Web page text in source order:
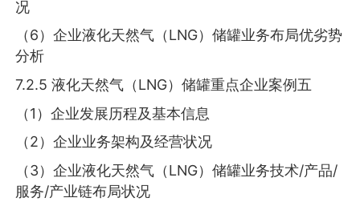
况
（6）企业液化天然气（LNG）储罐业务布局优劣势
分析
7.2.5 液化天然气（LNG）储罐重点企业案例五
（1）企业发展历程及基本信息
（2）企业业务架构及经营状况
（3）企业液化天然气（LNG）储罐业务技术/产品/
服务/产业链布局状况